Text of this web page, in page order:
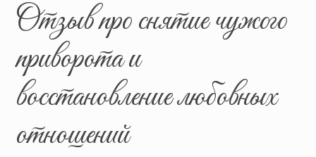
Отзыв про снятие чужого
приворота и
восстановление любовных
отношений